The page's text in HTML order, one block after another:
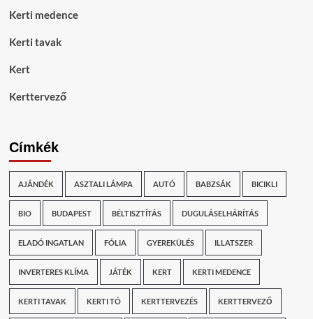
Kerti medence
Kerti tavak
Kert
Kerttervező
Címkék
AJÁNDÉK ASZTALI LÁMPA AUTÓ BABZSÁK BICIKLI
BIO BUDAPEST BÉLTISZTÍTÁS DUGULÁSELHÁRÍTÁS
ELADÓ INGATLAN FÓLIA GYEREKÜLÉS ILLATSZER
INVERTERES KLÍMA JÁTÉK KERT KERTI MEDENCE
KERTI TAVAK KERTI TÓ KERTTERVEZÉS KERTTERVEZŐ